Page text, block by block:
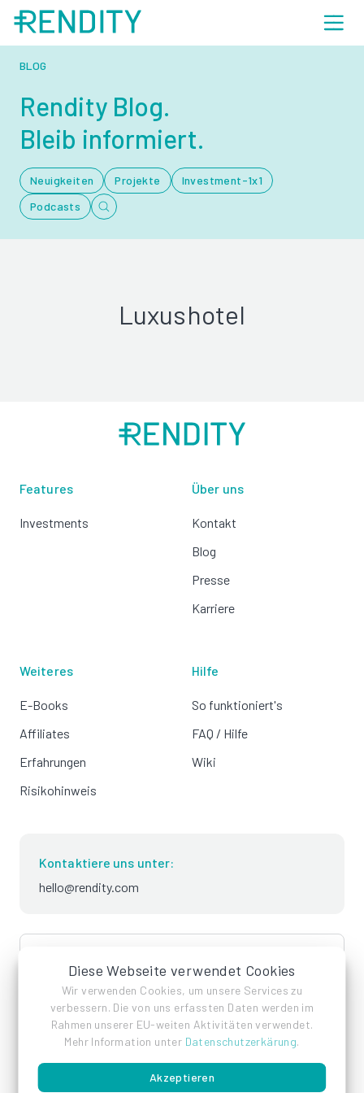
Diese Webseite verwendet Cookies
Wir verwenden Cookies, um unsere Services zu
verbessern. Die von uns erfassten Daten werden im
Rahmen unserer EU-weiten Aktivitäten verwendet.
Mehr Information unter Datenschutzerkärung.
Akzeptieren
BLOG
Rendity Blog.
Bleib informiert.
Neuigkeiten Projekte
Investment-1x1
Podcasts
Luxushotel
Features
Investments
Über uns
Kontakt
Blog
Presse
Karriere
Weiteres
E-Books
Affiliates
Erfahrungen
Risikohinweis
Hilfe
So funktioniert's
FAQ / Hilfe
Wiki
Kontaktiere uns unter:
hello@rendity.com
language
ImpressumDatenschutzAGB